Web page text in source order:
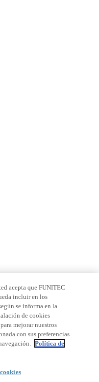
URL |
acepta que FUNITEC
incluir en los
se informa en la
de cookies
mejorar nuestros
con sus preferencias
Política de